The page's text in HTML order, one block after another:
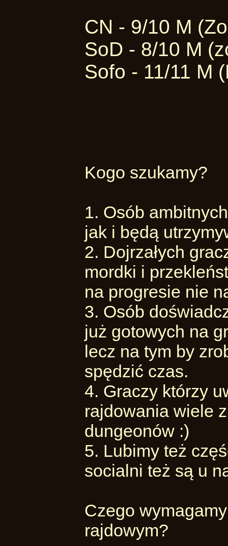
CN - 9/10 M
SoD - 8/10 M
Sofo - 11/11 M
Kogo szukamy?
1. Osób
jak i będą
2. Dojrzałych
mordki i
na progresie nie
3. Osób
już gotowych na
lecz na tym by
spędzić czas.
4. Graczy którzy
rajdowania wiele
dungeonów :)
5. Lubimy też
socialni też są u
Czego
rajdowym?